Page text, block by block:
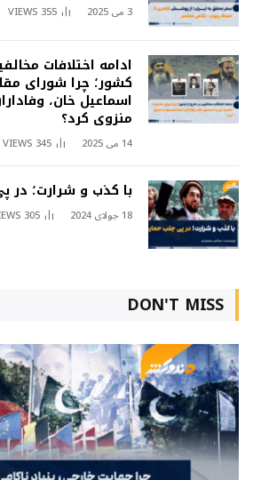
3 می 2025 355
VIEWS
ادامه اختلافات
کشور؛ چرا شورای
اسماعیل خان،
منزوی کرد؟
14 می 2025 345
VIEWS
با کذب و شرارت؛ در
18 جولای 2024 305
DON'T MISS